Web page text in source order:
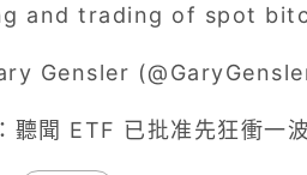
and trading of spot
Gensler
聽聞 ETF 已批准先狂衝一